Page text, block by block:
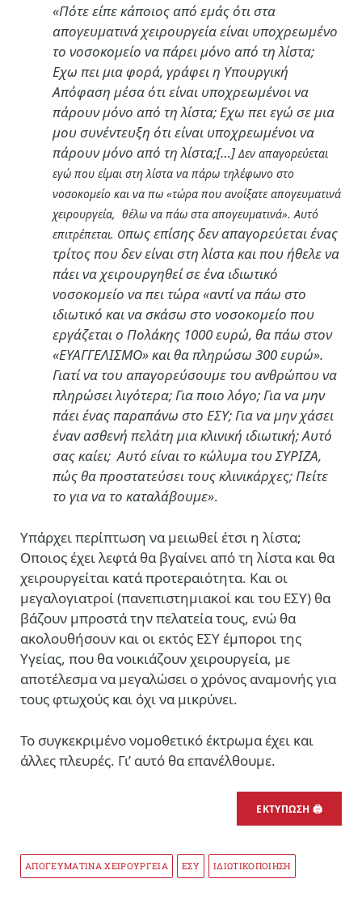
«Πότε είπε κάποιος από εμάς ότι στα
απογευματινά χειρουργεία είναι υποχρεωμένο
το νοσοκομείο να πάρει μόνο από τη λίστα;
Εχω πει μια φορά, γράφει η Υπουργική
Απόφαση μέσα ότι είναι υποχρεωμένοι να
πάρουν μόνο από τη λίστα; Εχω πει εγώ σε μια
μου συνέντευξη ότι είναι υποχρεωμένοι να
πάρουν μόνο από τη λίστα;[…]Δεν απαγορεύεται
εγώ που είμαι στη λίστα να πάρω τηλέφωνο στο
νοσοκομείο και να πω «τώρα που ανοίξατε απογευματινά
χειρουργεία, θέλω να πάω στα απογευματινά». Αυτό
επιτρέπεται. Οπως επίσης δεν απαγορεύεται ένας
τρίτος που δεν είναι στη λίστα και που ήθελε να
πάει να χειρουργηθεί σε ένα ιδιωτικό
νοσοκομείο να πει τώρα «αντί να πάω στο
ιδιωτικό και να σκάσω στο νοσοκομείο που
εργάζεται ο Πολάκης 1000 ευρώ, θα πάω στον
«ΕΥΑΓΓΕΛΙΣΜΟ» και θα πληρώσω 300 ευρώ».
Γιατί να του απαγορεύσουμε του ανθρώπου να
πληρώσει λιγότερα; Για ποιο λόγο; Για να μην
πάει ένας παραπάνω στο ΕΣΥ; Για να μην χάσει
έναν ασθενή πελάτη μια κλινική ιδιωτική; Αυτό
σας καίει; Αυτό είναι το κώλυμα του ΣΥΡΙΖΑ,
πώς θα προστατεύσει τους κλινικάρχες; Πείτε
το για να το καταλάβουμε».
Υπάρχει περίπτωση να μειωθεί έτσι η λίστα;
Οποιος έχει λεφτά θα βγαίνει από τη λίστα και θα
χειρουργείται κατά προτεραιότητα. Και οι
μεγαλογιατροί (πανεπιστημιακοί και του ΕΣΥ) θα
βάζουν μπροστά την πελατεία τους, ενώ θα
ακολουθήσουν και οι εκτός ΕΣΥ έμποροι της
Υγείας, που θα νοικιάζουν χειρουργεία, με
αποτέλεσμα να μεγαλώσει ο χρόνος αναμονής για
τους φτωχούς και όχι να μικρύνει.
Το συγκεκριμένο νομοθετικό έκτρωμα έχει και
άλλες πλευρές. Γι’ αυτό θα επανέλθουμε.
ΕΚΤΥΠΩΣΗ 🖨
ΑΠΟΓΕΥΜΑΤΙΝΑ ΧΕΙΡΟΥΡΓΕΙΑ ΕΣΥ ΙΔΙΩΤΙΚΟΠΟΙΗΣΗ